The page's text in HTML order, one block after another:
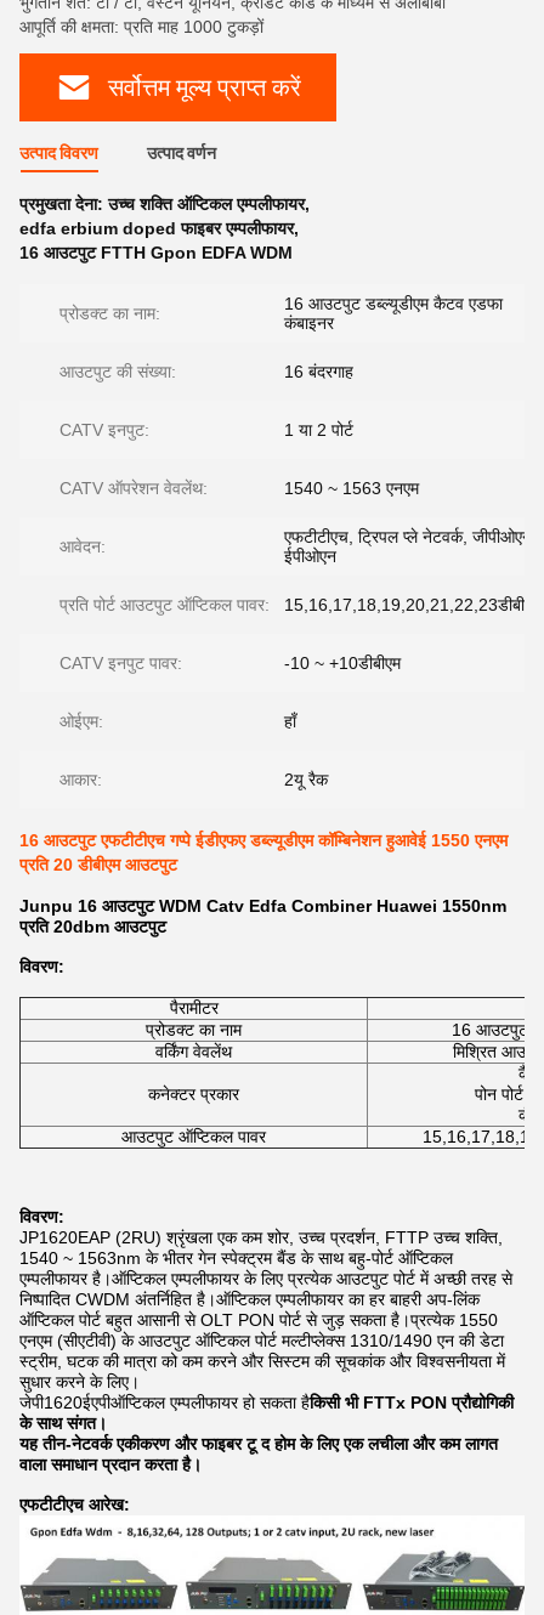
आपूर्ति की क्षमता: प्रति माह 1000 टुकड़ों
सर्वोत्तम मूल्य प्राप्त करें
उत्पाद विवरण उत्पाद वर्णन
प्रमुखता देना:उच्च शक्ति ऑप्टिकल एम्पलीफायर,
edfa erbium doped फाइबर एम्पलीफायर,
16 आउटपुट FTTH Gpon EDFA WDM
प्रोडक्ट का नाम:
16 आउटपुट डब्ल्यूडीएम कैटव एडफा
कंबाइनर
आउटपुट की संख्या: 16 बंदरगाह
CATV इनपुट: 1 या 2 पोर्ट
CATV ऑपरेशन वेवलेंथ: 1540 ~ 1563 एनएम
आवेदन:
एफटीटीएच, ट्रिपल प्ले नेटवर्क, जीपीओएन,
ईपीओएन
प्रति पोर्ट आउटपुट ऑप्टिकल पावर: 15,16,17,18,19,20,21,22,23डीबीएम
CATV इनपुट पावर: -10 ~ +10डीबीएम
ओईएम: हाँ
आकार: 2यू रैक
16 आउटपुट एफटीटीएच गप्पे ईडीएफए डब्ल्यूडीएम कॉम्बिनेशन हुआवेई 1550 एनएम
प्रति 20 डीबीएम आउटपुट
Junpu 16 आउटपुट WDM Catv Edfa Combiner Huawei 1550nm
प्रति 20dbm आउटपुट
विवरण:
पैरामीटर
प्रोडक्ट का नाम
16 आउटपुट
वर्किंग वेवलेंथ
मिश्रित
कनेक्टर प्रकार
पोन पोर्ट:
आउटपुट ऑप्टिकल पावर
विवरण:
JP1620EAP (2RU) श्रृंखला एक कम शोर, उच्च प्रदर्शन, FTTP उच्च शक्ति,
1540 ~ 1563nm के भीतर गेन स्पेक्ट्रम बैंड के साथ बहु-पोर्ट ऑप्टिकल
एम्पलीफायर है।ऑप्टिकल एम्पलीफायर के लिए प्रत्येक आउटपुट पोर्ट में अच्छी तरह से
निष्पादित CWDM अंतर्निहित है।ऑप्टिकल एम्पलीफायर का हर बाहरी अप-लिंक
ऑप्टिकल पोर्ट बहुत आसानी से OLT PON पोर्ट से जुड़ सकता है।प्रत्येक 1550
एनएम (सीएटीवी) के आउटपुट ऑप्टिकल पोर्ट मल्टीप्लेक्स 1310/1490 एन की डेटा
स्ट्रीम, घटक की मात्रा को कम करने और सिस्टम की सूचकांक और विश्वसनीयता में
सुधार करने के लिए।
जेपी1620ईएपीऑप्टिकल एम्पलीफायर हो सकता हैकिसी भी FTTx PON प्रौद्योगिकी
के साथ संगत।
यह तीन-नेटवर्क एकीकरण और फाइबर टू द होम के लिए एक लचीला और कम लागत
वाला समाधान प्रदान करता है।
एफटीटीएच आरेख: